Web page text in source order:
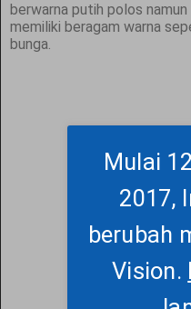
Mulai
2017,
berubah
Vision.
berwarna putih polos
memiliki beragam warna
bunga.